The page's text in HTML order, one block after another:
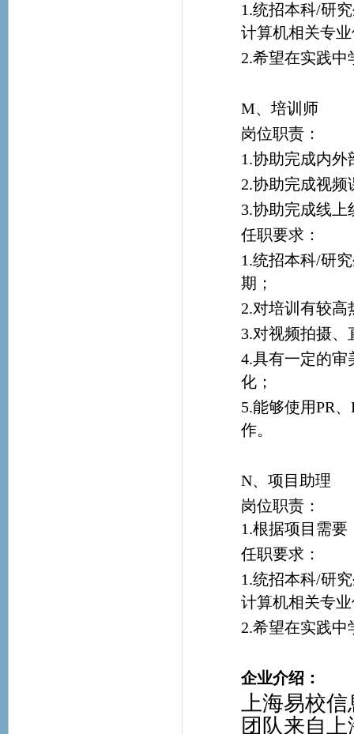
1.统招本科/研
计算机相关专
2.希望在实践
M、培训师
岗位职责：
1.协助完成内
2.协助完成视
3.协助完成线
任职要求：
1.统招本科/研
期；
2.对培训有较
3.对视频拍摄、
4.具有一定的审
化；
5.能够使用PR
作。
N、项目助理
岗位职责：
1.根据项目需
任职要求：
1.统招本科/研
计算机相关专
2.希望在实践
企业介绍：
上海易校
团队来自